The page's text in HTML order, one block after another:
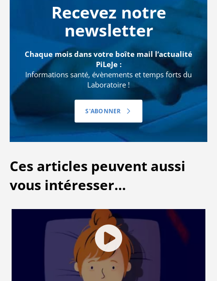
Recevez notre
newsletter
Chaque mois dans votre boîte mail l’actualité
PiLeJe :
Informations santé, évènements et temps forts du
Laboratoire !
S'ABONNER
Ces articles peuvent aussi
vous intéresser...